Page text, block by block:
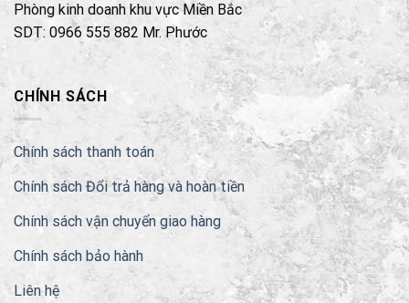
Phòng kinh doanh khu vực Miền Bắc
SDT: 0966 555 882 Mr. Phước
CHÍNH SÁCH
Chính sách thanh toán
Chính sách Đổi trả hàng và hoàn tiền
Chính sách vận chuyển giao hàng
Chính sách bảo hành
Liên hệ